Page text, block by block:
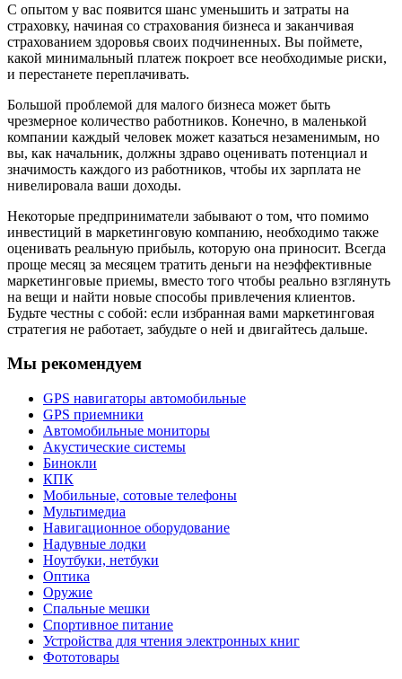
С опытом у вас появится шанс уменьшить и затраты на
страховку, начиная со страхования бизнеса и заканчивая
страхованием здоровья своих подчиненных. Вы поймете,
какой минимальный платеж покроет все необходимые риски,
и перестанете переплачивать.
Большой проблемой для малого бизнеса может быть
чрезмерное количество работников. Конечно, в маленькой
компании каждый человек может казаться незаменимым, но
вы, как начальник, должны здраво оценивать потенциал и
значимость каждого из работников, чтобы их зарплата не
нивелировала ваши доходы.
Некоторые предприниматели забывают о том, что помимо
инвестиций в маркетинговую компанию, необходимо также
оценивать реальную прибыль, которую она приносит. Всегда
проще месяц за месяцем тратить деньги на неэффективные
маркетинговые приемы, вместо того чтобы реально взглянуть
на вещи и найти новые способы привлечения клиентов.
Будьте честны с собой: если избранная вами маркетинговая
стратегия не работает, забудьте о ней и двигайтесь дальше.
Мы рекомендуем
GPS навигаторы автомобильные
GPS приемники
Автомобильные мониторы
Акустические системы
Бинокли
КПК
Мобильные, сотовые телефоны
Мультимедиа
Навигационное оборудование
Надувные лодки
Ноутбуки, нетбуки
Оптика
Оружие
Спальные мешки
Спортивное питание
Устройства для чтения электронных книг
Фототовары